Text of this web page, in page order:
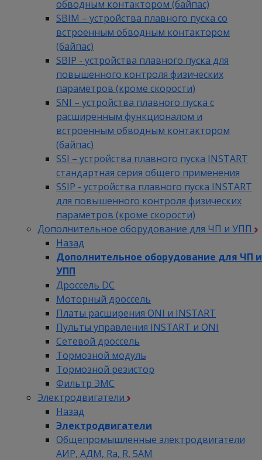
обводным контактором (байпас)
SBIM – устройства плавного пуска со
встроенным обводным контактором
(байпас)
SBIP - устройства плавного пуска для
повышенного контроля физических
параметров (кроме скорости)
SNI – устройства плавного пуска с
расширенным функционалом и
встроенным обводным контактором
(байпас)
SSI – устройства плавного пуска INSTART
стандартная серия общего применения
SSIP - устройства плавного пуска INSTART
для повышенного контроля физических
параметров (кроме скорости)
Дополнительное оборудование для ЧП и УПП
Назад
Дополнительное оборудование для ЧП и
УПП
Дроссель DC
Моторный дроссель
Платы расширения ONI и INSTART
Пульты управления INSTART и ONI
Сетевой дроссель
Тормозной модуль
Тормозной резистор
Фильтр ЭМС
Электродвигатели
Назад
Электродвигатели
Общепромышленные электродвигатели
АИР, АДМ, Ra, R, 5AM